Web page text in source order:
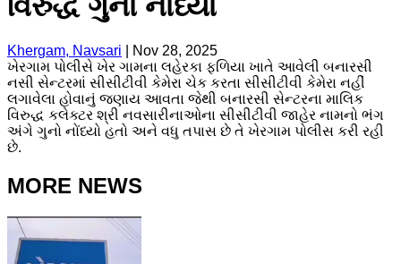
વિરુદ્ધ ગુનો નોંધ્યો
Khergam, Navsari
Nov 28, 2025
ખેરગામ પોલીસે ખેર ગામના લહેરકા ફળિયા ખાતે આવેલી બનારસી
નસી સેન્ટરમાં સીસીટીવી કેમેરા ચેક કરતા સીસીટીવી કેમેરા નહીં
લગાવેલા હોવાનું જણાય આવતા જેથી બનારસી સેન્ટરના માલિક
વિરુદ્ધ કલેક્ટર શ્રી નવસારીનાઓના સીસીટીવી જાહેર નામનો ભંગ
અંગે ગુનો નોંધ્યો હતો અને વધુ તપાસ છે તે ખેરગામ પોલીસ કરી રહી
છે.
MORE NEWS